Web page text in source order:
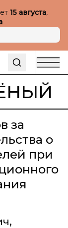
15 августа,
за
о
при
,